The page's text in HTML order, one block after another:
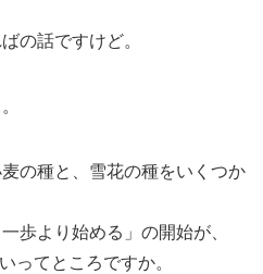
の話ですけど。
の種と、雪花の種をいくつか
歩より始める」の開始が、
ってところですか。